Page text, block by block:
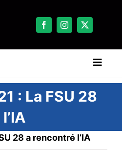
RECHERCHER:
#ACTUALITÉS
: La FSU 28
28 a rencontré l’IA